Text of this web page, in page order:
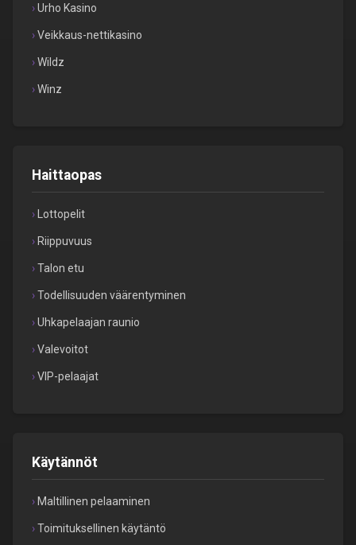
Urho Kasino
Veikkaus-nettikasino
Wildz
Winz
Haittaopas
Lottopelit
Riippuvuus
Talon etu
Todellisuuden väärentyminen
Uhkapelaajan raunio
Valevoitot
VIP-pelaajat
Käytännöt
Maltillinen pelaaminen
Toimituksellinen käytäntö